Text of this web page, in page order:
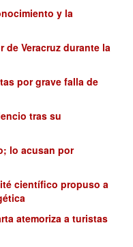
y la
de Veracruz durante la
por grave falla de
tras su
lo acusan por
científico propuso a
atemoriza a turistas